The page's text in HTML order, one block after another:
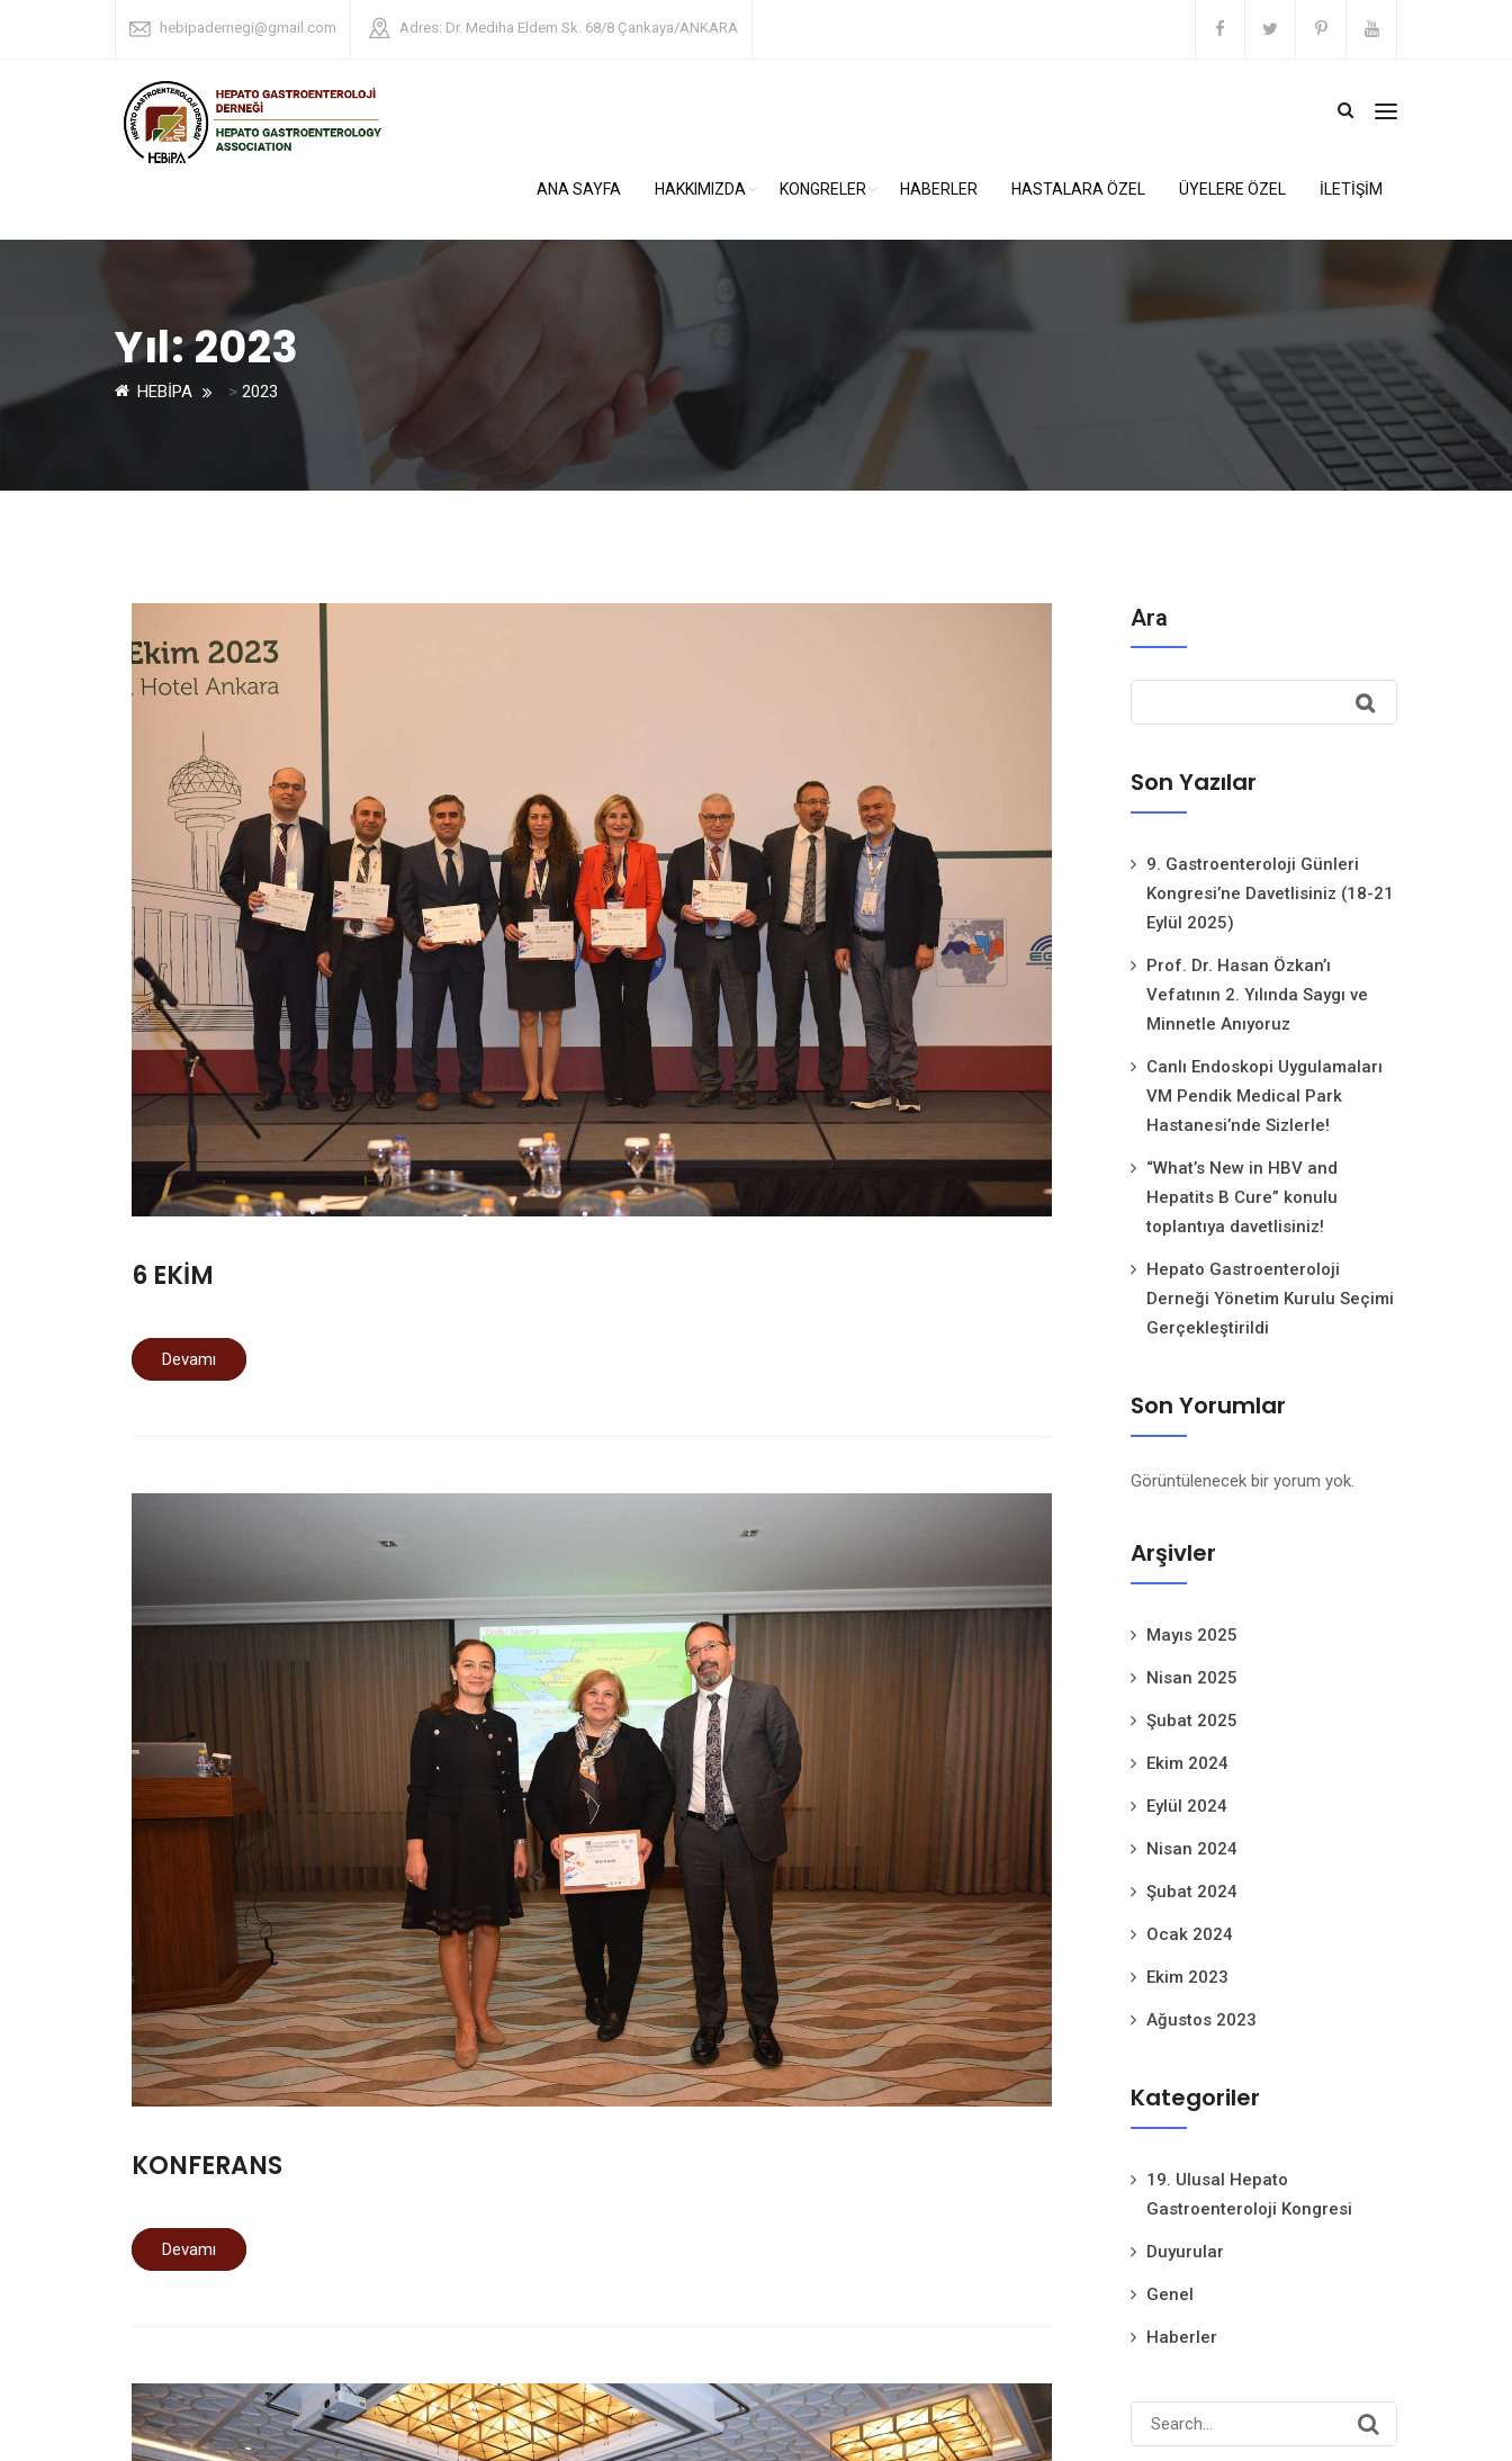
hebipadernegi@gmail.com Adres: Dr. Mediha Eldem Sk. 68/8 Çankaya/ANKARA
ANA SAYFA HAKKIMIZDA KONGRELER HABERLER HASTALARA ÖZEL ÜYELERE ÖZEL İLETİŞİM
Yıl:2023
HEBİPA > 2023
6 EKİM
Devamı
KONFERANS
Devamı
Ara
Son Yazılar
9. Gastroenteroloji Günleri
Kongresi’ne Davetlisiniz (18-21
Eylül 2025)
Prof. Dr. Hasan Özkan’ı
Vefatının 2. Yılında Saygı ve
Minnetle Anıyoruz
Canlı Endoskopi Uygulamaları
VM Pendik Medical Park
Hastanesi’nde Sizlerle!
“What’s New in HBV and
Hepatits B Cure” konulu
toplantıya davetlisiniz!
Hepato Gastroenteroloji
Derneği Yönetim Kurulu Seçimi
Gerçekleştirildi
Son Yorumlar
Görüntülenecek bir yorum yok.
Arşivler
Mayıs 2025
Nisan 2025
Şubat 2025
Ekim 2024
Eylül 2024
Nisan 2024
Şubat 2024
Ocak 2024
Ekim 2023
Ağustos 2023
Kategoriler
19. Ulusal Hepato
Gastroenteroloji Kongresi
Duyurular
Genel
Haberler
Search
for: